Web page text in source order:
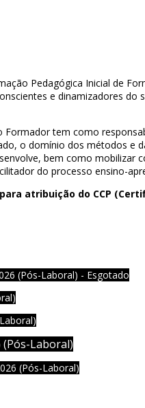
Pedagógica Inicial de
e dinamizadores do
Formador tem como
o domínio dos métodos e
bem como mobilizar
do processo ensino-
atribuição do CCP
(Pós-Laboral) - Esgotado
(Pós-Laboral)
(Pós-Laboral)